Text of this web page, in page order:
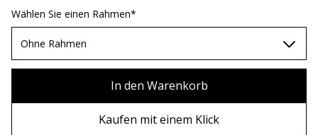
60х90 см
70х100 см
Wählen Sie einen Rahmen*
Ohne Rahmen
In den Warenkorb
Kaufen mit einem Klick